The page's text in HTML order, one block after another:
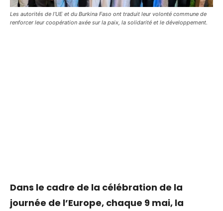
Les autorités de l’UE et du Burkina Faso ont traduit leur volonté commune de
renforcer leur coopération axée sur la paix, la solidarité et le développement.
Dans le cadre de la célébration de la
journée de l’Europe, chaque 9 mai, la